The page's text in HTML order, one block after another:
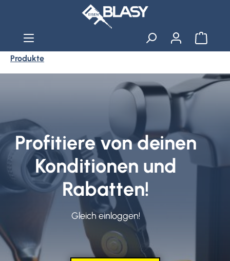
Zum Hauptinhalt springen
Produkte
Profitiere von deinen
Konditionen und
Rabatten!
Gleich einloggen!